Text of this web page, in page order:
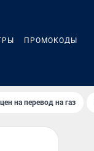
ПРОМОКОДЫ
на перевод на газ